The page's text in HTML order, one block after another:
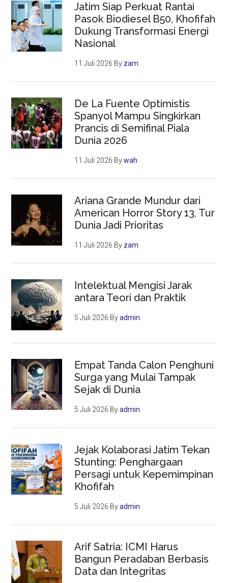
Jatim Siap Perkuat Rantai
Pasok Biodiesel B50, Khofifah
Dukung Transformasi Energi
Nasional
11 Juli 2026 By zam
De La Fuente Optimistis
Spanyol Mampu Singkirkan
Prancis di Semifinal Piala
Dunia 2026
11 Juli 2026 Bywah
Ariana Grande Mundur dari
American Horror Story 13, Tur
Dunia Jadi Prioritas
11 Juli 2026 By zam
Intelektual Mengisi Jarak
antara Teori dan Praktik
5 Juli 2026 Byadmin
Empat Tanda Calon Penghuni
Surga yang Mulai Tampak
Sejak di Dunia
5 Juli 2026 Byadmin
Jejak Kolaborasi Jatim Tekan
Stunting: Penghargaan
Persagi untuk Kepemimpinan
Khofifah
5 Juli 2026 Byadmin
Arif Satria: ICMI Harus
Bangun Peradaban Berbasis
Data dan Integritas